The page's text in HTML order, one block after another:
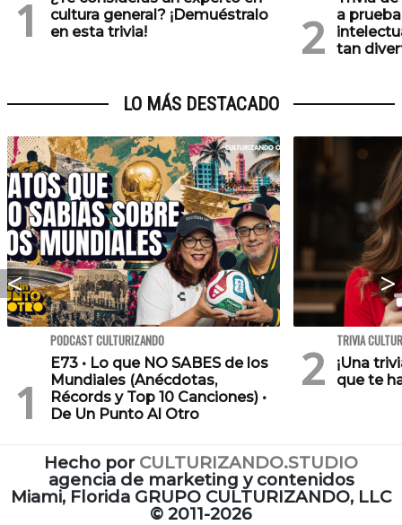
cultura general? ¡Demuéstralo
en esta trivia!
a
tan
LO MÁS DESTACADO
PODCAST CULTURIZANDO
E73 • Lo que NO SABES de los
Mundiales (Anécdotas,
Récords y Top 10 Canciones) •
De Un Punto Al Otro
TRIVIA
¡Una
que te
Hecho por CULTURIZANDO.STUDIO
agencia de marketing y contenidos
Miami, Florida GRUPO CULTURIZANDO, LLC
© 2011-2026